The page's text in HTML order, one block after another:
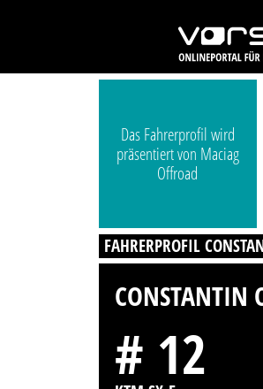
Das Fahrerprofil wird
präsentiert von Maciag
Offroad
FAHRERPROFIL
CONSTANTIN
# 12